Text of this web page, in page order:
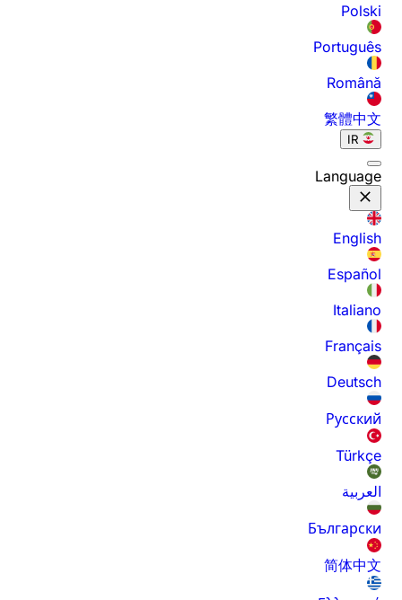
Polski
Português
Română
繁體中文
IR
Language
English
Español
Italiano
Français
Deutsch
Русский
Türkçe
العربية
Български
简体中文